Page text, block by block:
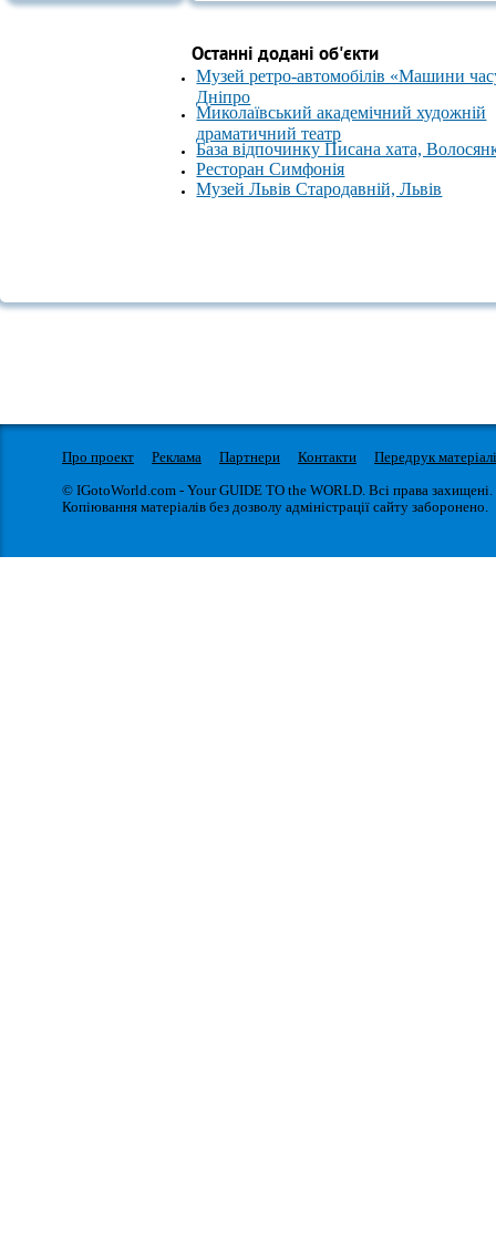
Останні додані об'єкти
Музей ретро-автомобілів «Машини
Дніпро
Миколаївський академічний художній
драматичний театр
База відпочинку Писана хата,
Ресторан Симфонія
Музей Львів Стародавній, Львів
Про проект Реклама Партнери Контакти
Передрук
© IGotoWorld.com - Your GUIDE TO the WORLD. Всі права захищені.
Копіювання матеріалів без дозволу адміністрації сайту заборонено.